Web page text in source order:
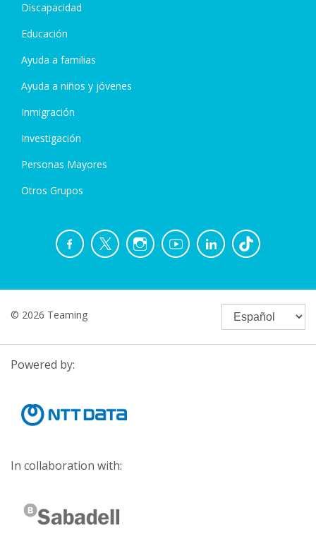
Discapacidad
Educación
Ayuda a familias
Ayuda a niños y jóvenes
Inmigración
Investigación
Personas Mayores
Otros Grupos
© 2026 Teaming
Powered by:
In collaboration with: